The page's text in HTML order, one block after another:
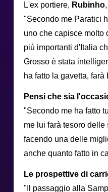
L'ex portiere, Rubinho
"Secondo me Paratici
uno che capisce molto
più importanti d'Italia
Grosso è stata
ha fatto la gavetta,
Pensi che sia
"Secondo me ha fatto
me lui farà tesoro
facendo una delle
anche quanto fatto in
Le prospettive di
"Il passaggio alla